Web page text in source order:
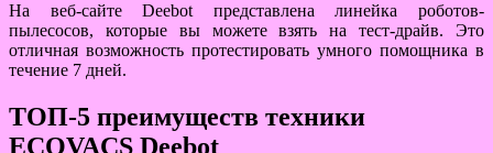
На веб-сайте Deebot представлена линейка роботов-
пылесосов, которые вы можете взять на тест-драйв. Это
отличная возможность протестировать умного помощника в
течение 7 дней.
ТОП-5 преимуществ техники
ECOVACS Deebot